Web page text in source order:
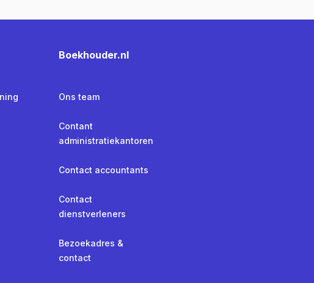
Boekhouder.nl
Ons team
Contant
administratiekantoren
Contact accountants
Contact
dienstverleners
Bezoekadres &
contact